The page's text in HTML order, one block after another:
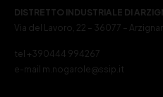
DISTRETTO INDUSTRIALE DI
Via del Lavoro, 22 – 36077 –
tel +390444 994267
e-mail m.nogarole@ssip.it